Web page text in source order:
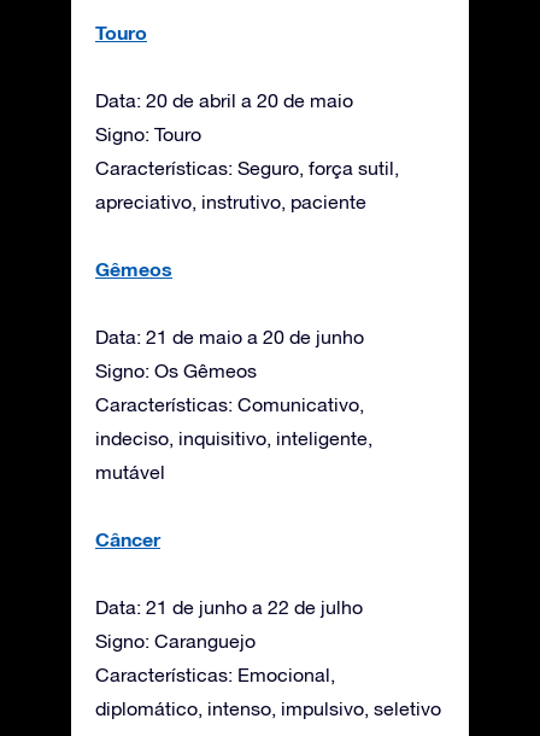
Touro
Data: 20 de abril a 20 de maio
Signo: Touro
Características: Seguro, força sutil,
apreciativo, instrutivo, paciente
Gêmeos
Data: 21 de maio a 20 de junho
Signo: Os Gêmeos
Características: Comunicativo,
indeciso, inquisitivo, inteligente,
mutável
Câncer
Data: 21 de junho a 22 de julho
Signo: Caranguejo
Características: Emocional,
diplomático, intenso, impulsivo, seletivo